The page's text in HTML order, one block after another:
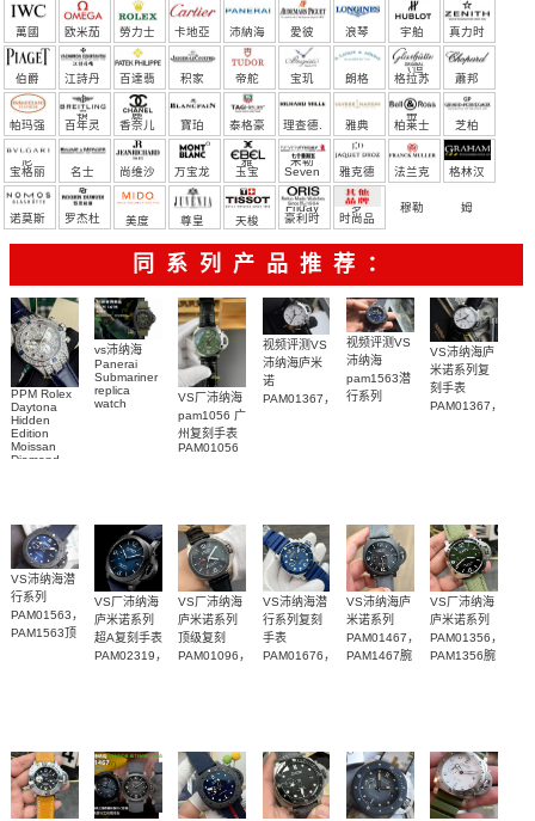
萬國 欧米茄 勞力士 卡地亞 沛納海 愛彼 浪琴 宇舶
（恒
宝）
真力时
伯爵 江詩丹
頓
百達翡
麗
积家 帝舵 宝玑 朗格 格拉苏
蒂
蕭邦
帕玛强
尼
百年灵 香奈儿 寶珀 泰格豪
雅
理查德.
米勒
雅典 柏莱士 芝柏
宝格丽 名士 尚维沙 万宝龙 玉宝 Seven
Friday
雅克德
罗
法兰克
穆勒
格林汉
姆
诺莫斯
罗杰杜 美度 尊皇 天梭 豪利时 时尚品
牌/原单
同系列产品推荐：
PPM Rolex
Daytona
Hidden
Edition
Moissan
Diamond
vs沛纳海
Panerai
Submariner
replica
watch
VS厂沛纳海
pam1056 广
州复刻手表
PAM01056
视频评测VS
沛纳海庐米
诺
PAM01367，
视频评测VS
沛纳海
pam1563潜
行系列
VS沛纳海庐
米诺系列复
刻手表
PAM01367，
VS沛纳海潜
行系列
PAM01563，
PAM1563顶
VS厂沛纳海
庐米诺系列
超A复刻手表
PAM02319，
VS厂沛纳海
庐米诺系列
顶级复刻
PAM01096，
VS沛纳海潜
行系列复刻
手表
PAM01676，
VS沛纳海庐
米诺系列
PAM01467，
PAM1467腕
VS厂沛纳海
庐米诺系列
PAM01356，
PAM1356腕